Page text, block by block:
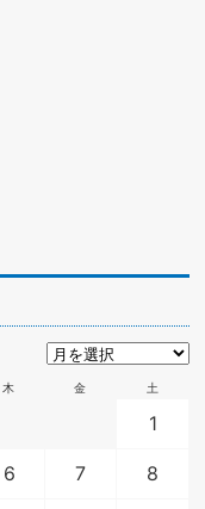
木 金 土
1
6 7 8